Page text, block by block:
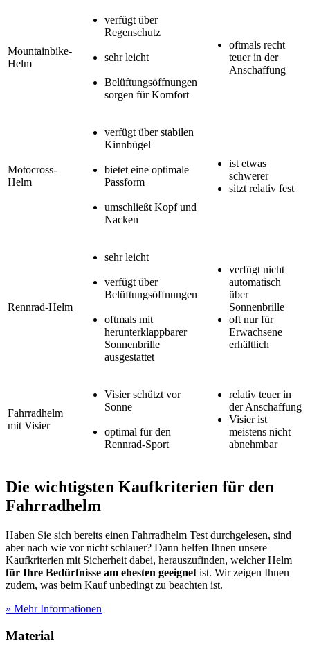
Mountainbike-
Helm
verfügt über
Regenschutz
sehr leicht
Belüftungsöffnungen
sorgen für Komfort
oftmals recht
teuer in der
Anschaffung
Motocross-
Helm
verfügt über stabilen
Kinnbügel
bietet eine optimale
Passform
umschließt Kopf und
Nacken
ist etwas
schwerer
sitzt relativ fest
Rennrad-Helm
sehr leicht
verfügt über
Belüftungsöffnungen
oftmals mit
herunterklappbarer
Sonnenbrille
ausgestattet
verfügt nicht
automatisch
über
Sonnenbrille
oft nur für
Erwachsene
erhältlich
Fahrradhelm
mit Visier
Visier schützt vor
Sonne
optimal für den
Rennrad-Sport
relativ teuer in
der Anschaffung
Visier ist
meistens nicht
abnehmbar
Die wichtigsten Kaufkriterien für den
Fahrradhelm
Haben Sie sich bereits einen Fahrradhelm Test durchgelesen, sind
aber nach wie vor nicht schlauer? Dann helfen Ihnen unsere
Kaufkriterien mit Sicherheit dabei, herauszufinden, welcher Helm
für Ihre Bedürfnisse am ehesten geeignet ist. Wir zeigen Ihnen
zudem, was beim Kauf unbedingt zu beachten ist.
» Mehr Informationen
Material